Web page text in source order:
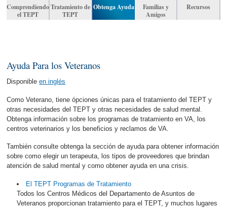
Locations
Comprendiendo
el TEPT
Tratamiento de
TEPT
Obtenga Ayuda
Familias y
Amigos
Recursos
Ayuda Para los Veteranos
Disponibleen inglés
Como Veterano, tiene ópciones únicas para el tratamiento del TEPT y
otras necesidades del TEPT y otras necesidades de salud mental.
Obtenga información sobre los programas de tratamiento en VA, los
centros veterinarios y los beneficios y reclamos de VA.
También consulte obtenga la sección de ayuda para obtener información
sobre como elegir un terapeuta, los tipos de proveedores que brindan
atención de salud mental y como obtener ayuda en una crisis.
El TEPT Programas de Tratamiento
Todos los Centros Médicos del Departamento de Asuntos de
Veteranos proporcionan tratamiento para el TEPT, y muchos lugares